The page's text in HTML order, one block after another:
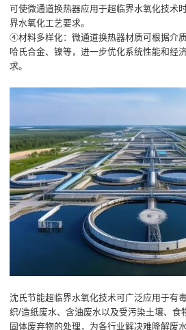
可使微通道换热器应用于超临界水氧化技术
界水氧化工艺要求。
④材料多样化：微通道换热器材质可根据介
哈氏合金、镍等，进一步优化系统性能和经
求。
沈氏节能超临界水氧化技术可广泛应用于有
织/造纸废水、含油废水以及受污染土壤、食
固体废弃物的处理，为各行业解决难降解废